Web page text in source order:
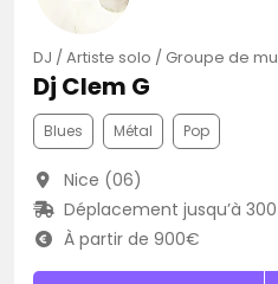
DJ / Artiste solo / Groupe de
Dj Clem G
Blues Métal Pop
Nice (06)
Déplacement jusqu’à
À partir de 900€